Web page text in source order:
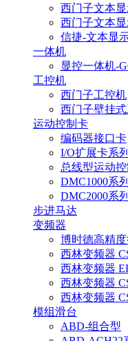
西门子文本显
西门子文本显
信捷-文本显
一体机
显控一体机-
工控机
西门子工控机
西门子壁挂
运动控制卡
编码器接口卡
I/O扩展卡系列
总线型运动控
DMC1000系
DMC2000系
步进马达
变频器
博时德高精
西林变频器
西林变频器
西林变频器
西林变频器
模组滑台
ABD-组合型